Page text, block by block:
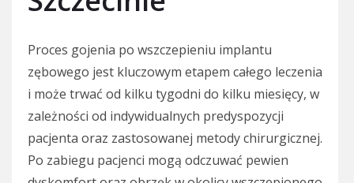
Proces gojenia po wszczepieniu implantu
zębowego jest kluczowym etapem całego leczenia
i może trwać od kilku tygodni do kilku miesięcy, w
zależności od indywidualnych predyspozycji
pacjenta oraz zastosowanej metody chirurgicznej.
Po zabiegu pacjenci mogą odczuwać pewien